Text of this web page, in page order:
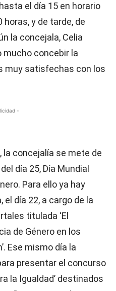
el día 15 en horario
horas, y de tarde, de
la concejala, Celia
mucho concebir la
muy satisfechas con los
-
la concejalía se mete de
día 25, Día Mundial
Para ello ya hay
día 22, a cargo de la
titulada ‘El
de Género en los
Ese mismo día la
presentar el concurso
la Igualdad’ destinados